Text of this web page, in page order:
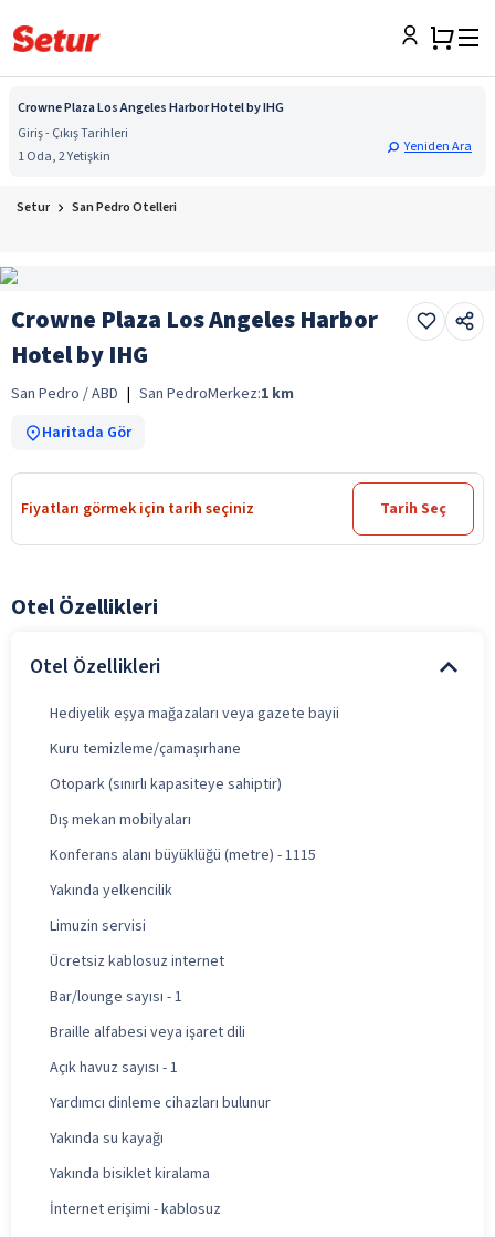
Crowne Plaza Los Angeles Harbor Hotel by IHG
Giriş - Çıkış Tarihleri
1 Oda, 2 Yetişkin
Yeniden Ara
Setur San Pedro Otelleri
Crowne Plaza Los Angeles Harbor
Hotel by IHG
San Pedro / ABD | San PedroMerkez:1 km
Haritada Gör
Fiyatları görmek için tarih seçiniz Tarih Seç
Otel Özellikleri
Otel Özellikleri
Hediyelik eşya mağazaları veya gazete bayii
Kuru temizleme/çamaşırhane
Otopark (sınırlı kapasiteye sahiptir)
Dış mekan mobilyaları
Konferans alanı büyüklüğü (metre) - 1115
Yakında yelkencilik
Limuzin servisi
Ücretsiz kablosuz internet
Bar/lounge sayısı - 1
Braille alfabesi veya işaret dili
Açık havuz sayısı - 1
Yardımcı dinleme cihazları bulunur
Yakında su kayağı
Yakında bisiklet kiralama
İnternet erişimi - kablosuz